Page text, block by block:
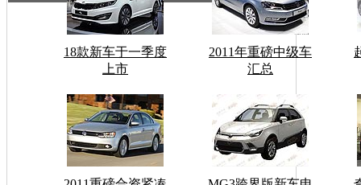
18款新车于一季度
上市
2011年重磅中级车
汇总